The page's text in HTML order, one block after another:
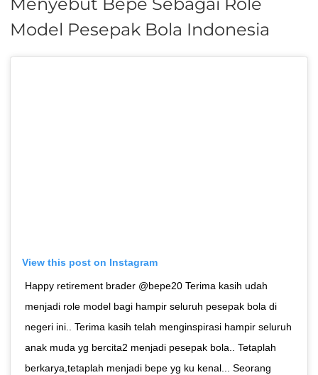
Model Pesepak Bola Indonesia
View this post on Instagram
Happy retirement brader @bepe20 Terima kasih udah
menjadi role model bagi hampir seluruh pesepak bola di
negeri ini.. Terima kasih telah menginspirasi hampir seluruh
anak muda yg bercita2 menjadi pesepak bola.. Tetaplah
berkarya,tetaplah menjadi bepe yg ku kenal... Seorang